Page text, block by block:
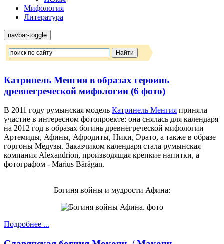
Мифология
Литература
navbar-toggle
Катринель Менгия в образах героинь
древнегреческой мифологии (6 фото)
В 2011 году румынская модель Катринель Менгия приняла
участие в интересном фотопроекте: она снялась для календаря
на 2012 год в образах богинь древнегреческой мифологии
Артемиды, Афины, Афродиты, Ники, Эрато, а также в образе
горгоны Медузы. Заказчиком календаря стала румынская
компания Alexandrion, производящая крепкие напитки, а
фотографом - Marius Bărăgan.
Богиня войны и мудрости Афина:
Подробнее ...